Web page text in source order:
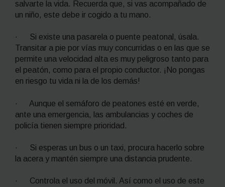
salvarte la vida. Recuerda que, si vas acompañado de
un niño, este debe ir cogido a tu mano.
· Si existe una pasarela o puente peatonal, úsala.
Transitar a pie por vías muy concurridas o en las que se
permite una velocidad alta es muy peligroso tanto para
el peatón, como para el propio conductor. ¡No pongas
en riesgo tu vida ni la de los demás!
· Aunque el semáforo de peatones esté en verde,
ante una emergencia, las ambulancias y coches de
policía tienen siempre prioridad.
· Si esperas un bus o un taxi, procura hacerlo sobre
la acera y mantén siempre una distancia prudente.
· Controla el uso del móvil. Así como el uso de este